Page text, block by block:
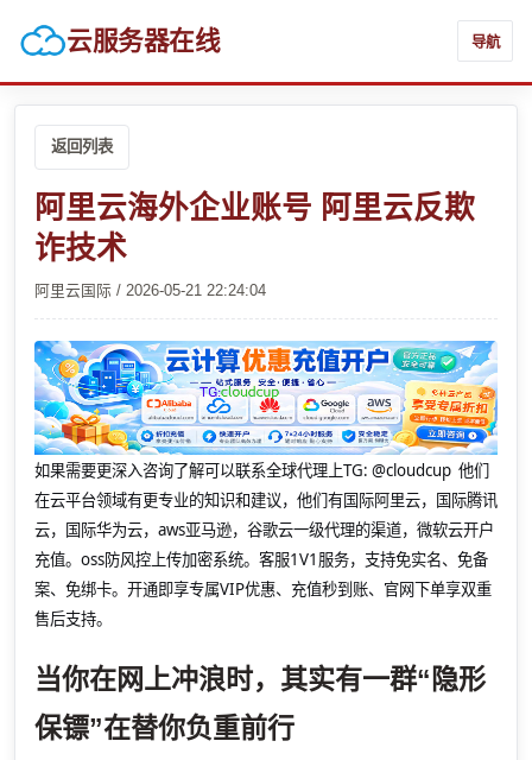
云服务器在线 导航
返回列表
阿里云海外企业账号 阿里云反欺
诈技术
阿里云国际 / 2026-05-21 22:24:04
如果需要更深入咨询了解可以联系全球代理上TG: @cloudcup 他们
在云平台领域有更专业的知识和建议，他们有国际阿里云，国际腾讯
云，国际华为云，aws亚马逊，谷歌云一级代理的渠道，微软云开户
充值。oss防风控上传加密系统。客服1V1服务，支持免实名、免备
案、免绑卡。开通即享专属VIP优惠、充值秒到账、官网下单享双重
售后支持。
当你在网上冲浪时，其实有一群“隐形
保镖”在替你负重前行